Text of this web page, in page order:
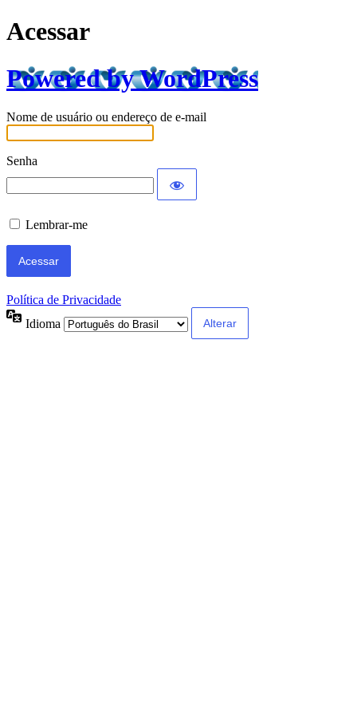
Acessar
Powered by WordPress
Nome de usuário ou endereço de e-mail
Senha
Lembrar-me
Política de Privacidade
Idioma